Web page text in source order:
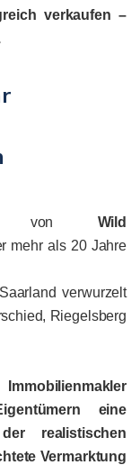
verkaufen –
von Wild
mehr als 20 Jahre
verwurzelt
Riegelsberg
eine
realistischen
Vermarktung